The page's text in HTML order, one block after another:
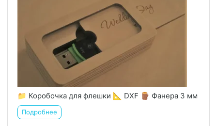
📁 Коробочка для флешки 📐 DXF 🪵 Фанера 3 мм
Подробнее